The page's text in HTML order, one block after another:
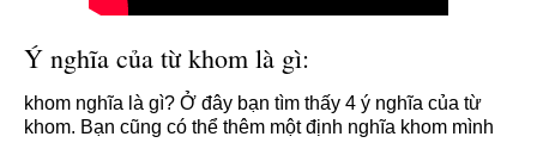
Ý nghĩa của từ khom là gì:
khom nghĩa là gì? Ở đây bạn tìm thấy 4 ý nghĩa của từ
khom. Bạn cũng có thể thêm một định nghĩa khom mình